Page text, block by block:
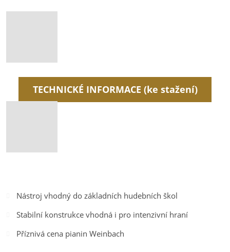
TECHNICKÉ INFORMACE (ke stažení)
Nástroj vhodný do základních hudebních škol
Stabilní konstrukce vhodná i pro intenzivní hraní
Příznivá cena pianin Weinbach